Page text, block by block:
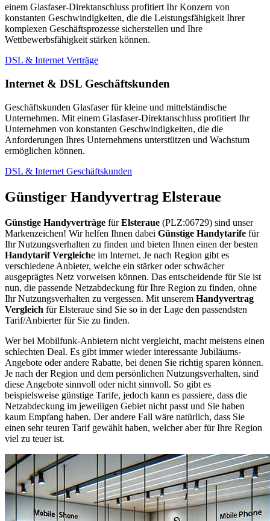
einem Glasfaser-Direktanschluss profitiert Ihr Konzern von
konstanten Geschwindigkeiten, die die Leistungsfähigkeit Ihrer
komplexen Geschäftsprozesse sicherstellen und Ihre
Wettbewerbsfähigkeit stärken können.
DSL & Internet Verträge
Internet & DSL Geschäftskunden
Geschäftskunden Glasfaser für kleine und mittelständische
Unternehmen. Mit einem Glasfaser-Direktanschluss profitiert Ihr
Unternehmen von konstanten Geschwindigkeiten, die die
Anforderungen Ihres Unternehmens unterstützen und Wachstum
ermöglichen können.
DSL & Internet Geschäftskunden
Günstiger Handyvertrag Elsteraue
Günstige Handyverträge fürElsteraue (PLZ:06729) sind unser
Markenzeichen! Wir helfen Ihnen dabei Günstige Handytarife für
Ihr Nutzungsverhalten zu finden und bieten Ihnen einen der besten
Handytarif Vergleiche im Internet. Je nach Region gibt es
verschiedene Anbieter, welche ein stärker oder schwächer
ausgeprägtes Netz vorweisen können. Das entscheidende für Sie ist
nun, die passende Netzabdeckung für Ihre Region zu finden, ohne
Ihr Nutzungsverhalten zu vergessen. Mit unserem Handyvertrag
Vergleich für Elsteraue sind Sie so in der Lage den passendsten
Tarif/Anbierter für Sie zu finden.
Wer bei Mobilfunk-Anbietern nicht vergleicht, macht meistens einen
schlechten Deal. Es gibt immer wieder interessante Jubiläums-
Angebote oder andere Rabatte, bei denen Sie richtig sparen können.
Je nach der Region und dem persönlichen Nutzungsverhalten, sind
diese Angebote sinnvoll oder nicht sinnvoll. So gibt es
beispielsweise günstige Tarife, jedoch kann es passiere, dass die
Netzabdeckung im jeweiligen Gebiet nicht passt und Sie haben
kaum Empfang haben. Der andere Fall wäre natürlich, dass Sie
einen sehr teuren Tarif gewählt haben, welcher aber für Ihre Region
viel zu teuer ist.